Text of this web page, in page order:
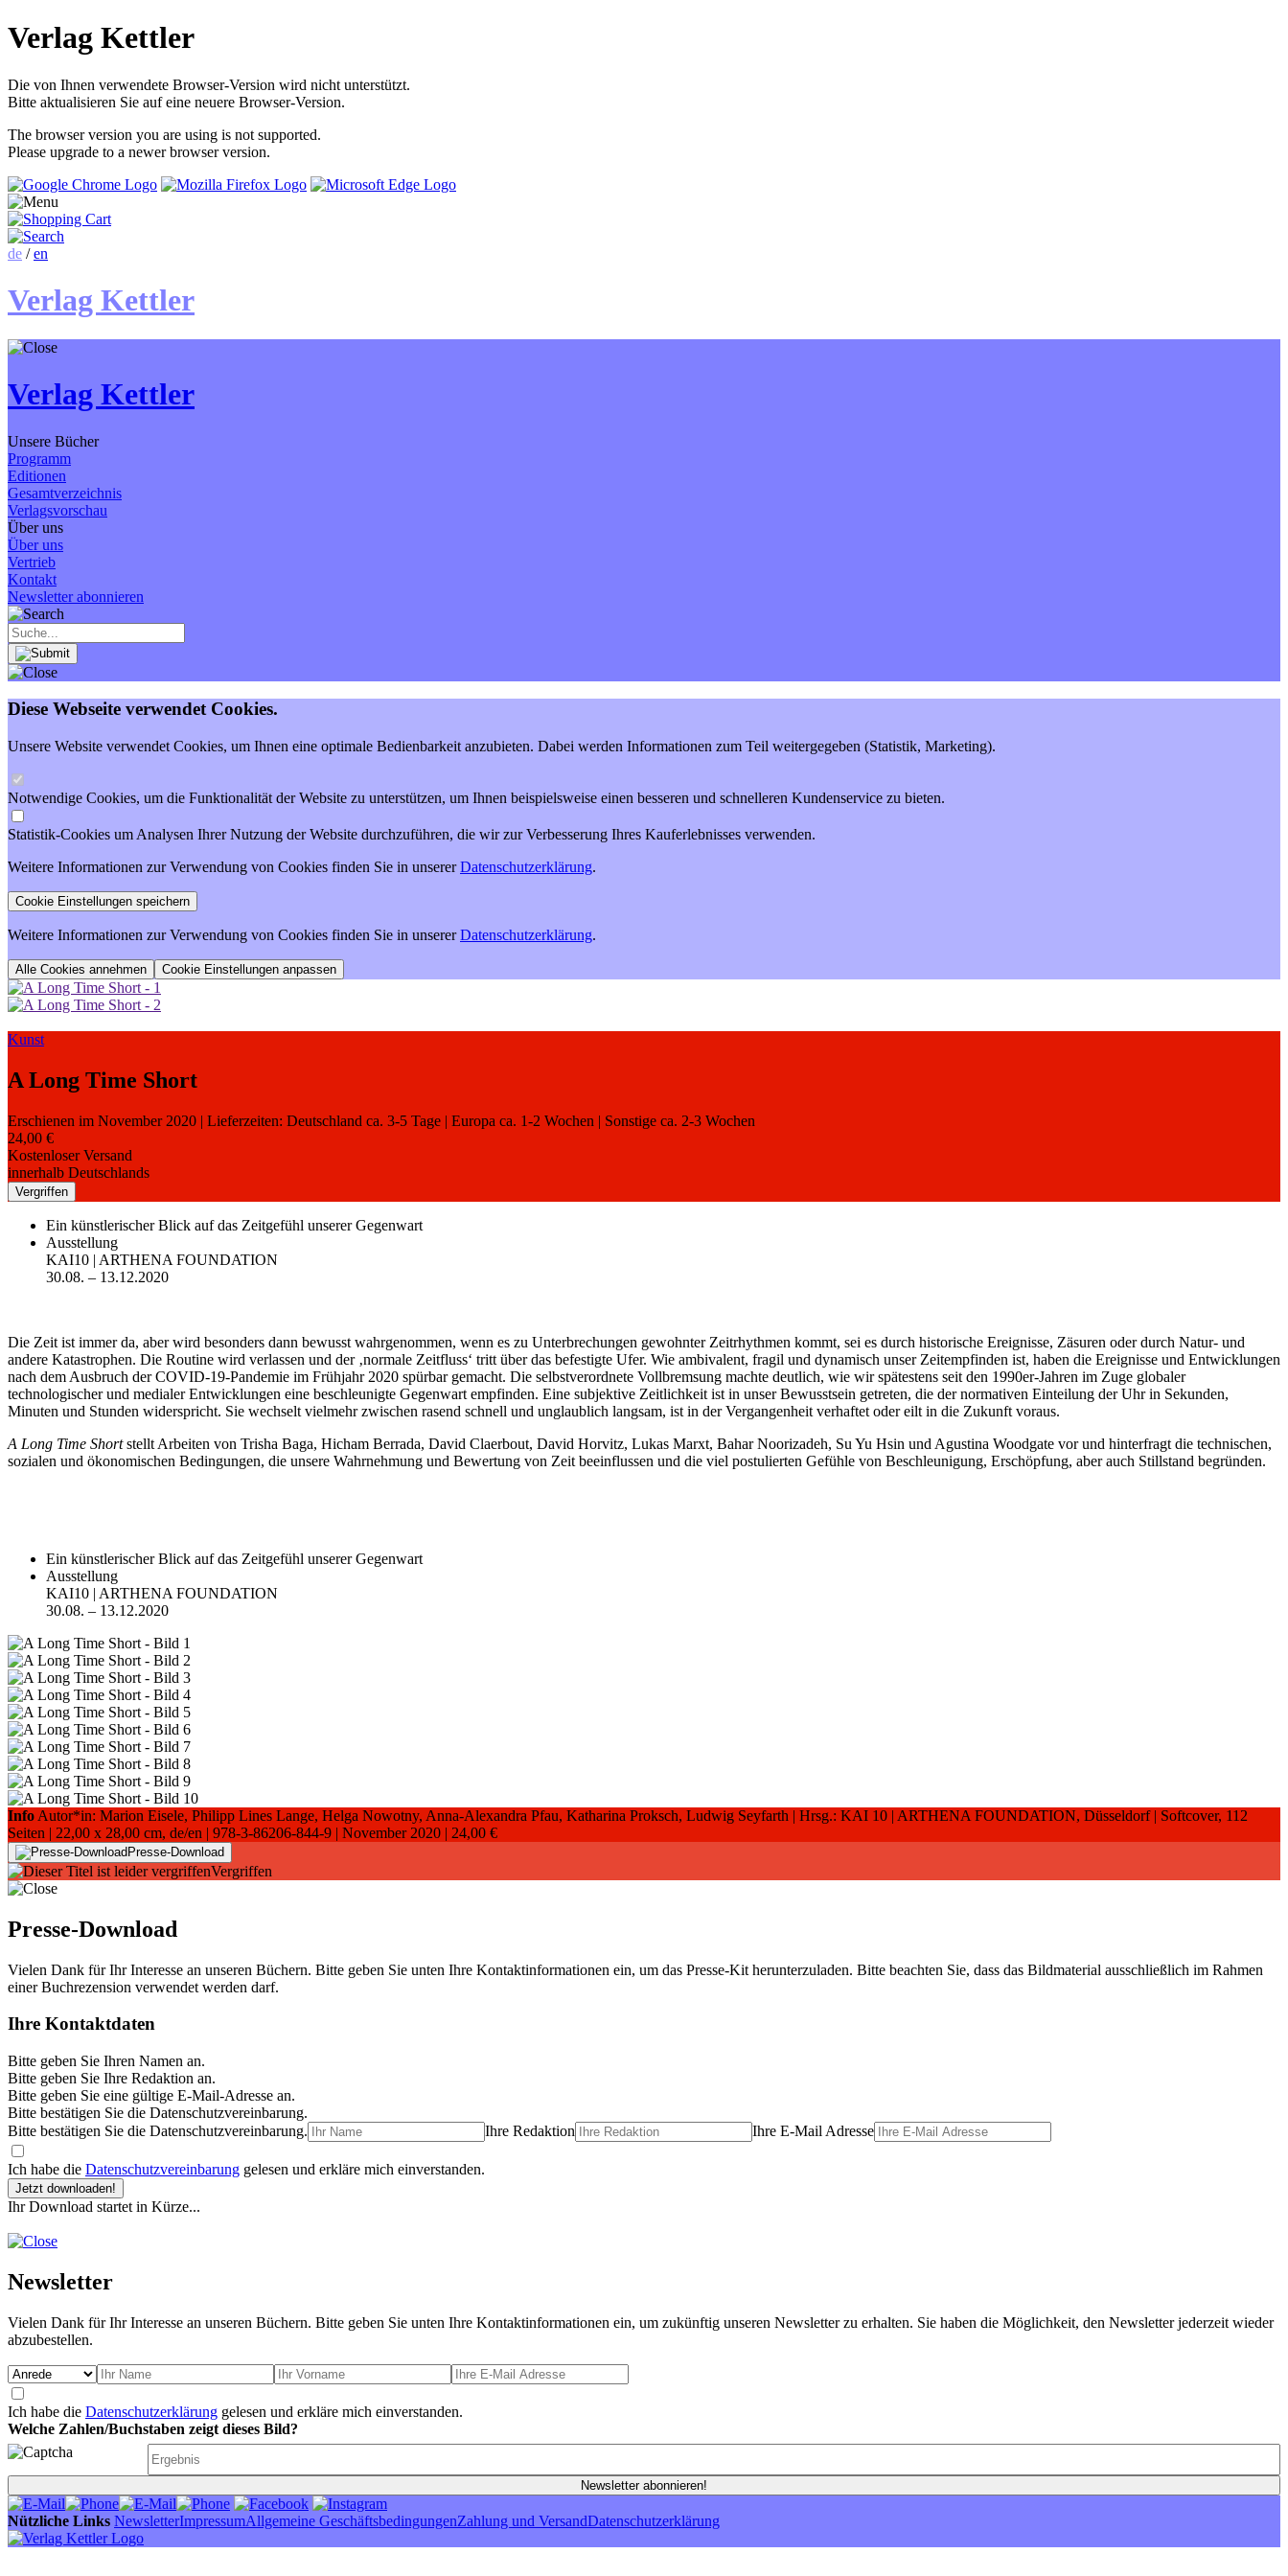
Verlag Kettler
Die von Ihnen verwendete Browser-Version wird nicht unterstützt.
Bitte aktualisieren Sie auf eine neuere Browser-Version.
The browser version you are using is not supported.
Please upgrade to a newer browser version.
de /en
Verlag Kettler
Verlag Kettler
Unsere Bücher
Programm
Editionen
Gesamtverzeichnis
Verlagsvorschau
Über uns
Über uns
Vertrieb
Kontakt
Newsletter abonnieren
Diese Webseite verwendet Cookies.
Unsere Website verwendet Cookies, um Ihnen eine optimale Bedienbarkeit anzubieten. Dabei werden Informationen zum Teil weitergegeben (Statistik, Marketing).
Notwendige Cookies, um die Funktionalität der Website zu unterstützen, um Ihnen beispielsweise einen besseren und schnelleren Kundenservice zu bieten.
Statistik-Cookies um Analysen Ihrer Nutzung der Website durchzuführen, die wir zur Verbesserung Ihres Kauferlebnisses verwenden.
Weitere Informationen zur Verwendung von Cookies finden Sie in unsererDatenschutzerklärung.
Weitere Informationen zur Verwendung von Cookies finden Sie in unsererDatenschutzerklärung.
Cookie Einstellungen anpassen
Kunst
A Long Time Short
Erschienen im November 2020 | Lieferzeiten: Deutschland ca. 3-5 Tage | Europa ca. 1-2 Wochen | Sonstige ca. 2-3 Wochen
24,00 €
Kostenloser Versand
innerhalb Deutschlands
Vergriffen
Ein künstlerischer Blick auf das Zeitgefühl unserer Gegenwart
Ausstellung
KAI10 | ARTHENA FOUNDATION
30.08. – 13.12.2020
Die Zeit ist immer da, aber wird besonders dann bewusst wahrgenommen, wenn es zu Unterbrechungen gewohnter Zeitrhythmen kommt, sei es durch historische Ereignisse, Zäsuren oder durch Natur- und
andere Katastrophen. Die Routine wird verlassen und der ‚normale Zeitfluss‘ tritt über das befestigte Ufer. Wie ambivalent, fragil und dynamisch unser Zeitempfinden ist, haben die Ereignisse und Entwicklungen
nach dem Ausbruch der COVID-19-Pandemie im Frühjahr 2020 spürbar gemacht. Die selbstverordnete Vollbremsung machte deutlich, wie wir spätestens seit den 1990er-Jahren im Zuge globaler
technologischer und medialer Entwicklungen eine beschleunigte Gegenwart empfinden. Eine subjektive Zeitlichkeit ist in unser Bewusstsein getreten, die der normativen Einteilung der Uhr in Sekunden,
Minuten und Stunden widerspricht. Sie wechselt vielmehr zwischen rasend schnell und unglaublich langsam, ist in der Vergangenheit verhaftet oder eilt in die Zukunft voraus.
A Long Time Shortstellt Arbeiten von Trisha Baga, Hicham Berrada, David Claerbout, David Horvitz, Lukas Marxt, Bahar Noorizadeh, Su Yu Hsin und Agustina Woodgate vor und hinterfragt die technischen,
sozialen und ökonomischen Bedingungen, die unsere Wahrnehmung und Bewertung von Zeit beeinflussen und die viel postulierten Gefühle von Beschleunigung, Erschöpfung, aber auch Stillstand begründen.
Ein künstlerischer Blick auf das Zeitgefühl unserer Gegenwart
Ausstellung
KAI10 | ARTHENA FOUNDATION
30.08. – 13.12.2020
Info Autor*in: Marion Eisele, Philipp Lines Lange, Helga Nowotny, Anna-Alexandra Pfau, Katharina Proksch, Ludwig Seyfarth | Hrsg.: KAI 10 | ARTHENA FOUNDATION, Düsseldorf | Softcover, 112
Seiten | 22,00 x 28,00 cm, de/en | 978-3-86206-844-9 | November 2020 | 24,00 €
Presse-Download
Vergriffen
Presse-Download
Vielen Dank für Ihr Interesse an unseren Büchern. Bitte geben Sie unten Ihre Kontaktinformationen ein, um das Presse-Kit herunterzuladen. Bitte beachten Sie, dass das Bildmaterial ausschließlich im Rahmen
einer Buchrezension verwendet werden darf.
Ihre Kontaktdaten
Bitte geben Sie Ihren Namen an.
Bitte geben Sie Ihre Redaktion an.
Bitte geben Sie eine gültige E-Mail-Adresse an.
Bitte bestätigen Sie die Datenschutzvereinbarung.
Bitte bestätigen Sie die Datenschutzvereinbarung.
Ihre Redaktion Ihre E-Mail Adresse
Ich habe die Datenschutzvereinbarung gelesen und erkläre mich einverstanden.
Jetzt downloaden!
Ihr Download startet in Kürze...
Newsletter
Vielen Dank für Ihr Interesse an unseren Büchern. Bitte geben Sie unten Ihre Kontaktinformationen ein, um zukünftig unseren Newsletter zu erhalten. Sie haben die Möglichkeit, den Newsletter jederzeit wieder
abzubestellen.
Ich habe die Datenschutzerklärung gelesen und erkläre mich einverstanden.
Welche Zahlen/Buchstaben zeigt dieses Bild?
Newsletter abonnieren!
Nützliche Links NewsletterImpressumAllgemeine GeschäftsbedingungenZahlung und VersandDatenschutzerklärung